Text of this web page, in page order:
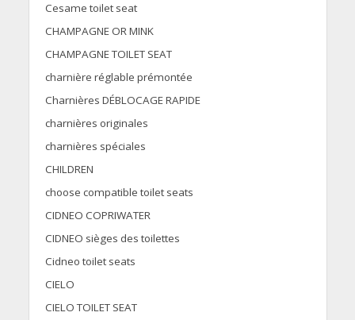
Cesame toilet seat
CHAMPAGNE OR MINK
CHAMPAGNE TOILET SEAT
charnière réglable prémontée
Charnières DÉBLOCAGE RAPIDE
charnières originales
charnières spéciales
CHILDREN
choose compatible toilet seats
CIDNEO COPRIWATER
CIDNEO sièges des toilettes
Cidneo toilet seats
CIELO
CIELO TOILET SEAT